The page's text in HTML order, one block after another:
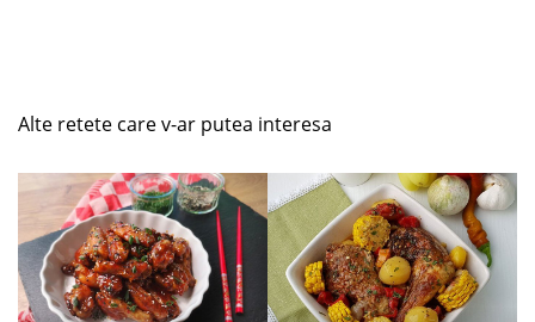
Alte retete care v-ar putea interesa